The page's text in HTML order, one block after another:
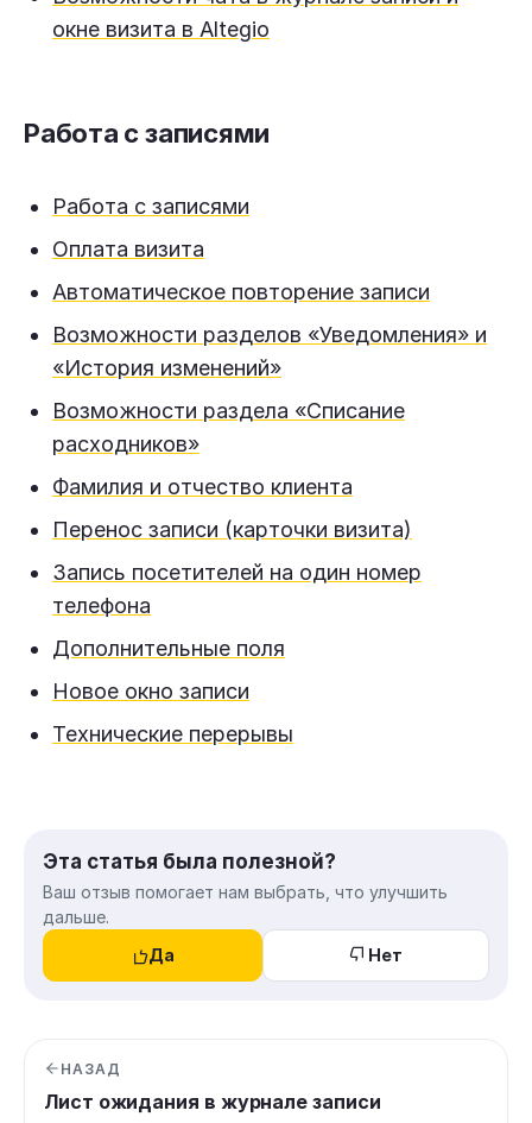
окне визита в Altegio
Работа с записями
Работа с записями
Оплата визита
Автоматическое повторение записи
Возможности разделов «Уведомления» и
«История изменений»
Возможности раздела «Списание
расходников»
Фамилия и отчество клиента
Перенос записи (карточки визита)
Запись посетителей на один номер
телефона
Дополнительные поля
Новое окно записи
Технические перерывы
Эта статья была полезной?
Ваш отзыв помогает нам выбрать, что улучшить
дальше.
Да
Нет
НАЗАД
Лист ожидания в журнале записи